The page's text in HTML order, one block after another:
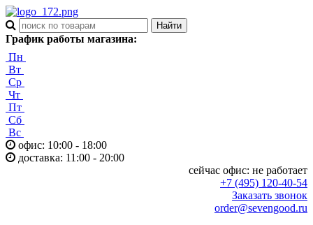
График работы магазина:
Пн
Вт
Ср
Чт
Пт
Сб
Вс
офис: 10:00 - 18:00
доставка: 11:00 - 20:00
сейчас офис: не работает
+7 (495) 120-40-54
Заказать звонок
order@sevengood.ru